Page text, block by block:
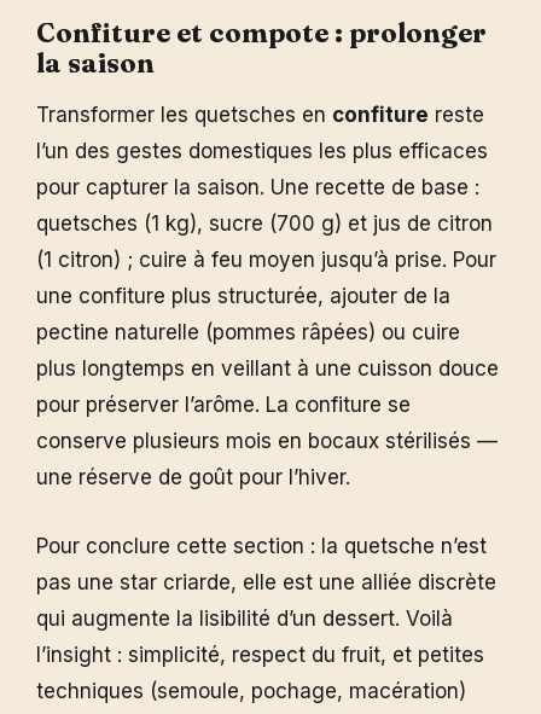
Confiture et compote : prolonger
la saison
Transformer les quetsches en confiture reste
l’un des gestes domestiques les plus efficaces
pour capturer la saison. Une recette de base :
quetsches (1 kg), sucre (700 g) et jus de citron
(1 citron) ; cuire à feu moyen jusqu’à prise. Pour
une confiture plus structurée, ajouter de la
pectine naturelle (pommes râpées) ou cuire
plus longtemps en veillant à une cuisson douce
pour préserver l’arôme. La confiture se
conserve plusieurs mois en bocaux stérilisés —
une réserve de goût pour l’hiver.
Pour conclure cette section : la quetsche n’est
pas une star criarde, elle est une alliée discrète
qui augmente la lisibilité d’un dessert. Voilà
l’insight : simplicité, respect du fruit, et petites
techniques (semoule, pochage, macération)